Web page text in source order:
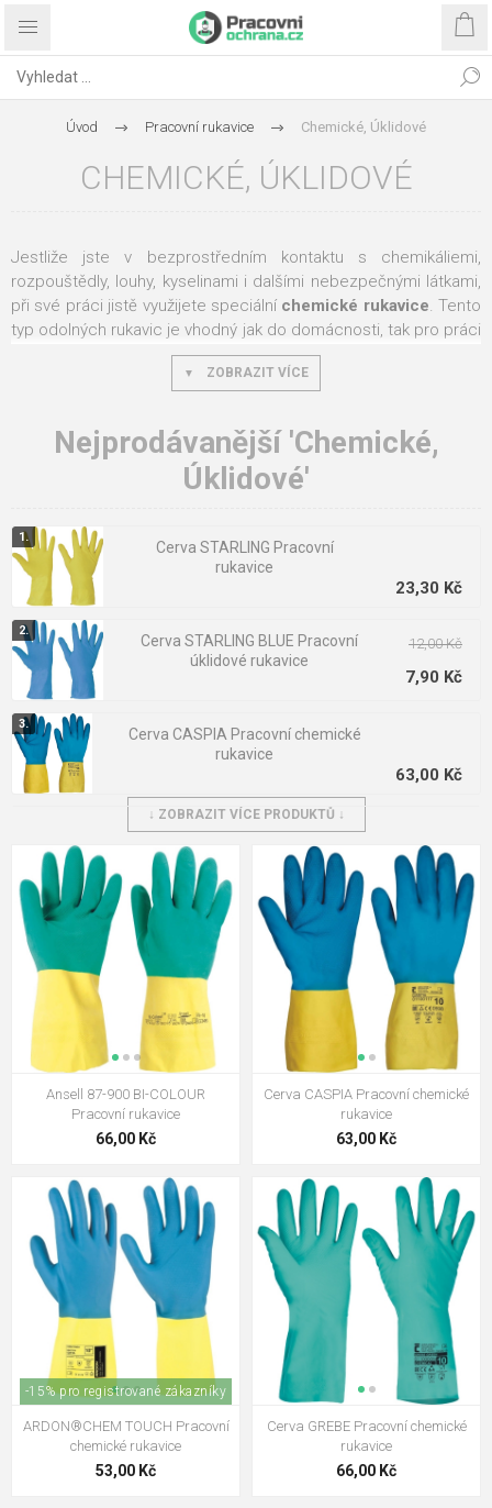
Úvod Pracovní rukavice Chemické, Úklidové
CHEMICKÉ, ÚKLIDOVÉ
Jestliže jste v bezprostředním kontaktu s chemikáliemi,
rozpouštědly, louhy, kyselinami i dalšími nebezpečnými látkami,
při své práci jistě využijete speciální chemické rukavice. Tento
typ odolných rukavic je vhodný jak do domácnosti, tak pro práci
v chemickém průmyslu. Vyberte si
z naší nabídky, které jsou vyrobeny z více materiálů. A
přírodního latexu máčeného v silném neoprenu
nebo ze
silného nitrilu. Pro tyto chemické rukavice je rovněž ve většině
úprava areliéfní
ZOBRAZIT VÍCE
Nejprodávanější 'Chemické,
Úklidové'
Cerva STARLING Pracovní
rukavice
23,30 Kč
Cerva STARLING BLUE Pracovní
úklidové rukavice
12,00 Kč
7,90 Kč
Cerva CASPIA Pracovní chemické
rukavice
63,00 Kč
Ansell 87-190 Econohands Plus
Pracovní rukavice
32,10 Kč
Cerva GREBE Pracovní chemické
rukavice
66,00 Kč
CXS NINA Pracovní celomáčené
16,00 Kč
ARDON®STANLEY Pracovní
16,90 Kč
MERCATOR yellow Úklidové
rukavice
9,00 Kč
FF STARLING LIGHT HS-05-001
Pracovní úklidové rukavice
10,20 Kč
7,50 Kč
↓ ZOBRAZIT VÍCE PRODUKTŮ ↓
Ansell 87-900 BI-COLOUR
Pracovní rukavice
66,00 Kč
Cerva CASPIA Pracovní chemické
rukavice
63,00 Kč
-15% pro registrované zákazníky
ARDON®CHEM TOUCH Pracovní
chemické rukavice
53,00 Kč
Cerva GREBE Pracovní chemické
rukavice
66,00 Kč